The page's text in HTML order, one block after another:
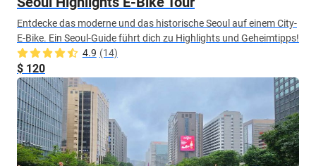
Entdecke das moderne und das historische Seoul auf einem City-
E-Bike. Ein Seoul-Guide führt dich zu Highlights und Geheimtipps!
4.9 (14)
$ 120